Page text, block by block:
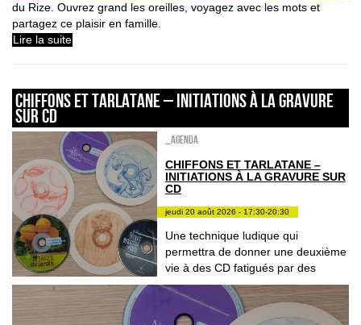
du Rize. Ouvrez grand les oreilles, voyagez avec les mots et
partagez ce plaisir en famille.
Lire la suite
CHIFFONS ET TARLATANE – INITIATIONS À LA GRAVURE
SUR CD
_Agenda
CHIFFONS ET TARLATANE –
INITIATIONS À LA GRAVURE SUR
CD
jeudi 20 août 2026 - 17:30-20:30
Une technique ludique qui
permettra de donner une deuxième
vie à des CD fatigués par des